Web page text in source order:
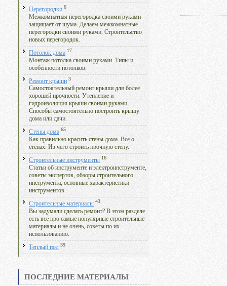
Перегородки 6
Межкомнатная перегородка своими руками
защищает от шума. Делаем межкомнатные
перегородки своими руками. Строительство
новых перегородок.
Потолок дома 17
Монтаж потолка своими руками. Типы и
особенности потолков.
Ремонт крыши 3
Самостоятельный ремонт крыши для более
хорошей прочности. Утепление и
гидроизоляция крыши своими руками.
Способы самостоятельно построить крышу
дома или дачи.
Стены дома 65
Как правильно красить стены дома. Все о
стенах. Из чего строить прочную стену.
Строительные инструменты 16
Статьи об инструменте и электроинструменте,
советы экспертов, обзоры строительного
инструмента, основные характеристики
инструментов.
Строительные материалы 43
Вы задумали сделать ремонт? В этом разделе
есть все про самые популярные строительные
материалы и не очень, советы по их
использованию.
Теплый пол 39
ПОСЛЕДНИЕ МАТЕРИАЛЫ